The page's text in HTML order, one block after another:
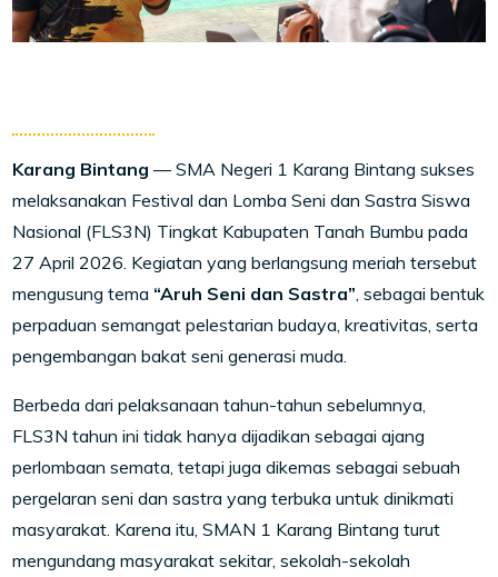
Karang Bintang — SMA Negeri 1 Karang Bintang sukses
melaksanakan Festival dan Lomba Seni dan Sastra Siswa
Nasional (FLS3N) Tingkat Kabupaten Tanah Bumbu pada
27 April 2026. Kegiatan yang berlangsung meriah tersebut
mengusung tema “Aruh Seni dan Sastra”, sebagai bentuk
perpaduan semangat pelestarian budaya, kreativitas, serta
pengembangan bakat seni generasi muda.
Berbeda dari pelaksanaan tahun-tahun sebelumnya,
FLS3N tahun ini tidak hanya dijadikan sebagai ajang
perlombaan semata, tetapi juga dikemas sebagai sebuah
pergelaran seni dan sastra yang terbuka untuk dinikmati
masyarakat. Karena itu, SMAN 1 Karang Bintang turut
mengundang masyarakat sekitar, sekolah-sekolah